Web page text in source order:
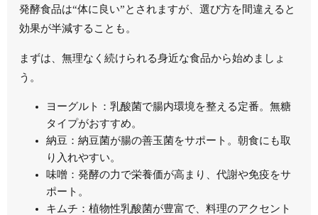
発酵食品は“体に良い”とされますが、選び方を間違えると
効果が半減することも。
まずは、無理なく続けられる身近な食品から始めましょ
う。
ヨーグルト：乳酸菌で腸内環境を整える定番。無糖
タイプがおすすめ。
納豆：納豆菌が腸の善玉菌をサポート。朝食にも取
り入れやすい。
味噌：発酵の力で栄養価が高まり、代謝や免疫をサ
ポート。
キムチ：植物性乳酸菌が豊富で、料理のアクセント